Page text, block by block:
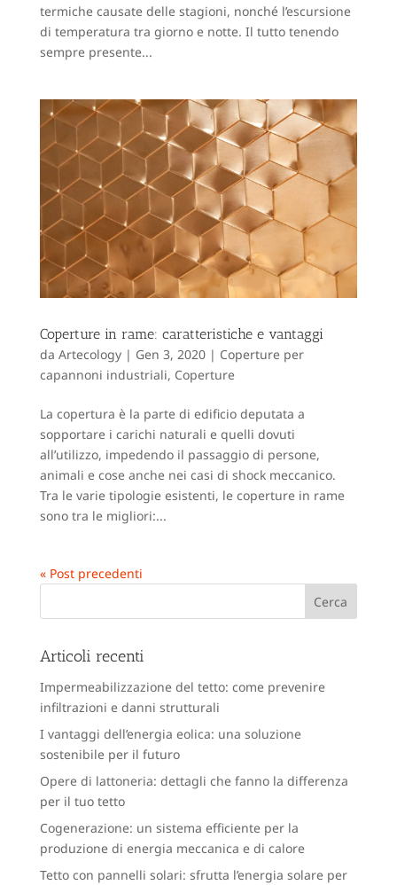
termiche causate delle stagioni, nonché l’escursione
di temperatura tra giorno e notte. Il tutto tenendo
sempre presente...
Coperture in rame: caratteristiche e vantaggi
da Artecology| Gen 3, 2020| Coperture per
capannoni industriali, Coperture
La copertura è la parte di edificio deputata a
sopportare i carichi naturali e quelli dovuti
all’utilizzo, impedendo il passaggio di persone,
animali e cose anche nei casi di shock meccanico.
Tra le varie tipologie esistenti, le coperture in rame
sono tra le migliori:...
« Post precedenti
Articoli recenti
Impermeabilizzazione del tetto: come prevenire
infiltrazioni e danni strutturali
I vantaggi dell’energia eolica: una soluzione
sostenibile per il futuro
Opere di lattoneria: dettagli che fanno la differenza
per il tuo tetto
Cogenerazione: un sistema efficiente per la
produzione di energia meccanica e di calore
Tetto con pannelli solari: sfrutta l’energia solare per